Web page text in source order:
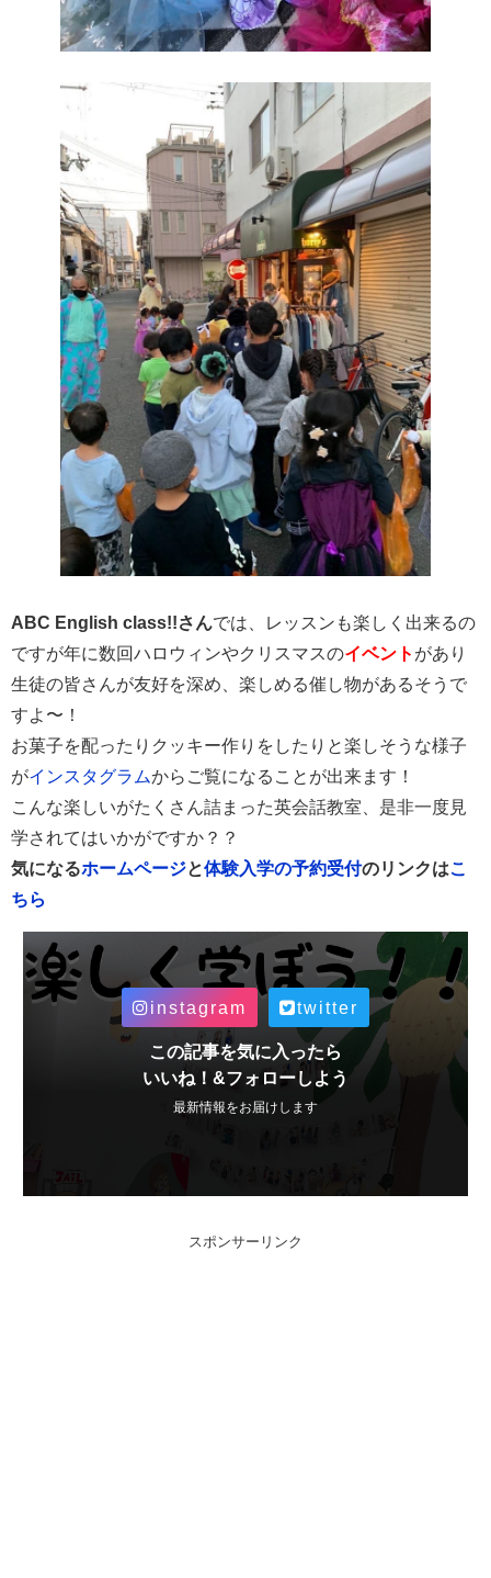
ABC English class!!さんでは、レッスンも楽しく出来るの
ですが年に数回ハロウィンやクリスマスのイベント があり
生徒の皆さんが友好を深め、楽しめる催し物があるそうで
すよ〜！
お菓子を配ったりクッキー作りをしたりと楽しそうな様子
がインスタグラムからご覧になることが出来ます！
こんな楽しいがたくさん詰まった英会話教室、是非一度見
学されてはいかがですか？？
気になるホームページと体験入学の予約受付のリンクはこ
ちら
instagram twitter
この記事を気に入ったら
いいね！&フォローしよう
最新情報をお届けします
スポンサーリンク